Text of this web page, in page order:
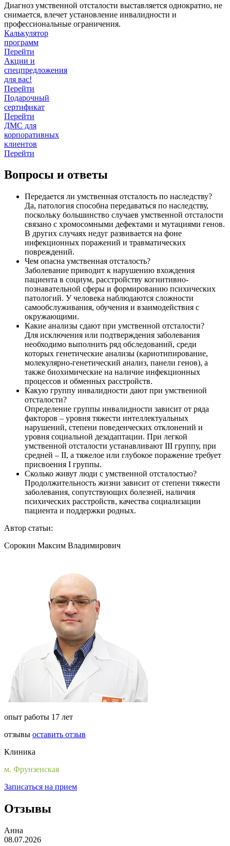
Диагноз умственной отсталости выставляется однократно, не
снимается, влечет установление инвалидности и
профессиональные ограничения.
Калькулятор
программ
Перейти
Акции и
спецпредложения
для вас!
Перейти
Подарочный
сертификат
Перейти
ДМС для
корпоративных
клиентов
Перейти
Вопросы и ответы
Передается ли умственная отсталость по наследству?
Да, патология способна передаваться по наследству,
поскольку большинство случаев умственной отсталости
связано с хромосомными дефектами и мутациями генов.
В других случаях недуг развивается на фоне
инфекционных поражений и травматических
повреждений.
Чем опасна умственная отсталость?
Заболевание приводит к нарушению вхождения
пациента в социум, расстройству когнитивно-
познавательной сферы и формированию психических
патологий. У человека наблюдаются сложности
самообслуживания, обучения и взаимодействия с
окружающими.
Какие анализы сдают при умственной отсталости?
Для исключения или подтверждения заболевания
необходимо выполнить ряд обследований, среди
которых генетические анализы (кариотипирование,
молекулярно-генетический анализ, панели генов), а
также биохимические на наличие инфекционных
процессов и обменных расстройств.
Какую группу инвалидности дают при умственной
отсталости?
Определение группы инвалидности зависит от ряда
факторов – уровня тяжести интеллектуальных
нарушений, степени поведенческих отклонений и
уровня социальной дезадаптации. При легкой
умственной отсталости устанавливают III группу, при
средней – II, а тяжелое или глубокое поражение требует
присвоения I группы.
Сколько живут люди с умственной отсталостью?
Продолжительность жизни зависит от степени тяжести
заболевания, сопутствующих болезней, наличия
психических расстройств, качества социализации
пациента и поддержки родных.
Автор статьи:
Сорокин Максим Владимирович
опыт работы 17 лет
отзывы оставить отзыв
Клиника
м. Фрунзенская
Записаться на прием
Отзывы
Анна
08.07.2026